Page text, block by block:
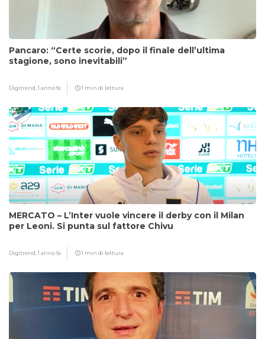
Pancaro: “Certe scorie, dopo il finale dell’ultima
stagione, sono inevitabili”
Digitrend,1 anno fa 1 min di lettura
MERCATO – L’Inter vuole vincere il derby con il Milan
per Leoni. Si punta sul fattore Chivu
Digitrend,1 anno fa 1 min di lettura